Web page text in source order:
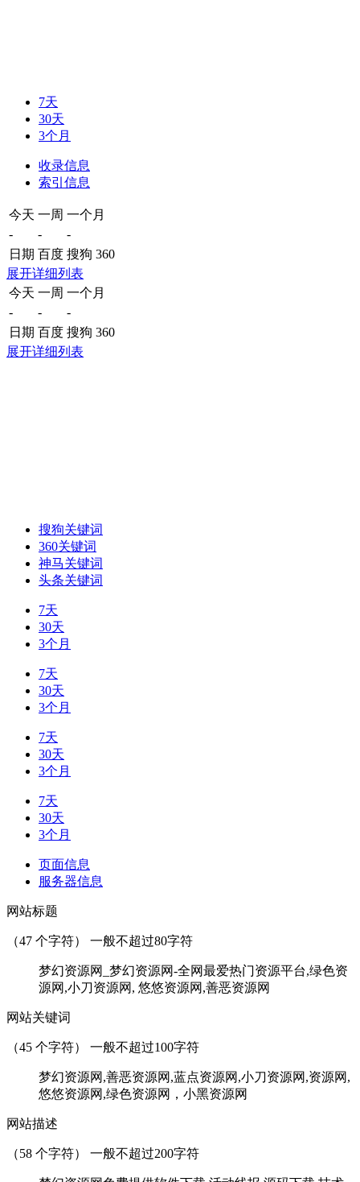
7天
30天
3个月
收录信息
索引信息
今天 一周 一个月
-
-
-
日期 百度 搜狗 360
展开详细列表
今天 一周 一个月
-
-
-
日期 百度 搜狗 360
展开详细列表
搜狗关键词
360关键词
神马关键词
头条关键词
7天
30天
3个月
7天
30天
3个月
7天
30天
3个月
7天
30天
3个月
页面信息
服务器信息
网站标题
（47 个字符） 一般不超过80字符
梦幻资源网_梦幻资源网-全网最爱热门资源平台,绿色资
源网,小刀资源网, 悠悠资源网,善恶资源网
网站关键词
（45 个字符） 一般不超过100字符
梦幻资源网,善恶资源网,蓝点资源网,小刀资源网,资源网,
悠悠资源网,绿色资源网，小黑资源网
网站描述
（58 个字符） 一般不超过200字符